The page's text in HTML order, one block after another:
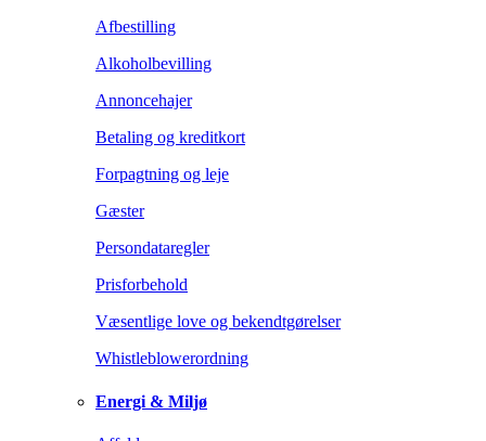
Afbestilling
Alkoholbevilling
Annoncehajer
Betaling og kreditkort
Forpagtning og leje
Gæster
Persondataregler
Prisforbehold
Væsentlige love og bekendtgørelser
Whistleblowerordning
Energi & Miljø